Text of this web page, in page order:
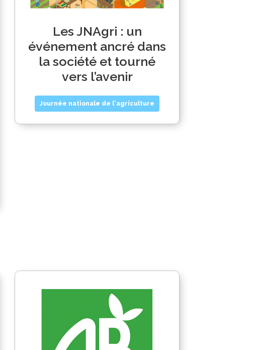
Les JNAgri : un
événement ancré dans
la société et tourné
vers l’avenir
Journée nationale de l'agriculture